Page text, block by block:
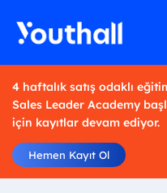
4 haftalık satış odaklı
Sales Leader Academy
için kayıtlar devam ediyor.
Hemen Kayıt Ol